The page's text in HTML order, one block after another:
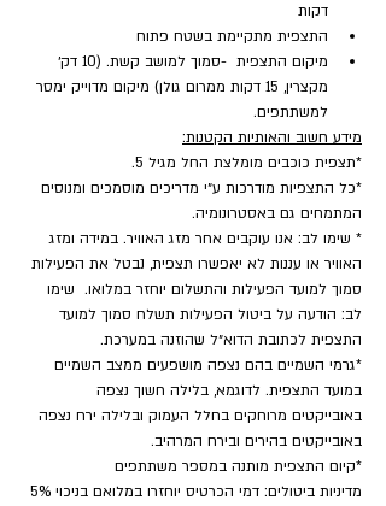
דקות
התצפית מתקיימת בשטח פתוח
מיקום התצפית  -סמוך למושב קשת. (10 דק׳
מקצרין, 15 דקות ממרום גולן) מיקום מדוייק ימסר
למשתתפים.
מידע חשוב והאותיות הקטנות:
*תצפית כוכבים מומלצת החל מגיל 5.
*כל התצפיות מודרכות ע״י מדריכים מוסמכים ומנוסים
המתמחים גם באסטרונומיה.
* שימו לב: אנו עוקבים אחר מזג האוויר. במידה ומזג
האוויר או עננות לא יאפשרו תצפית, נבטל את הפעילות
סמוך למועד הפעילות והתשלום יוחזר במלואו.  שימו
לב: הודעה על ביטול הפעילות תשלח סמוך למועד
התצפית לכתובת הדוא״ל שהוזנה במערכת.
*גרמי השמיים בהם נצפה מושפעים ממצב השמיים
במועד התצפית. לדוגמא, בלילה חשוך נצפה
באובייקטים מרוחקים בחלל העמוק ובלילה ירח נצפה
באובייקטים בהירים ובירח המרהיב.
​*קיום התצפית מותנה במספר משתתפים